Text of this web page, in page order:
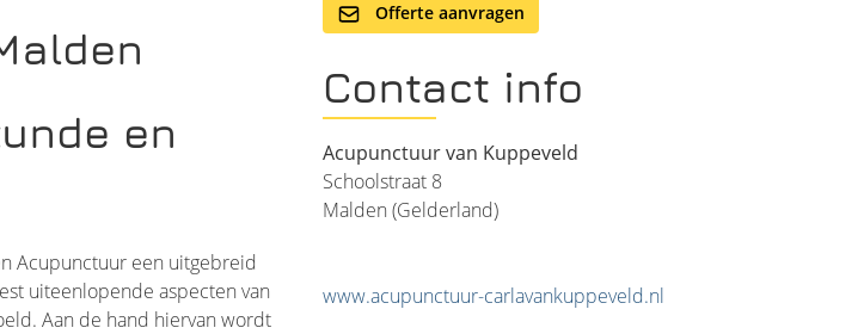
en
Acupunctuur een uitgebreid
uiteenlopende aspecten van
Aan de hand hiervan wordt
Offerte aanvragen
Contact info
Acupunctuur van Kuppeveld
Schoolstraat 8
Malden (Gelderland)
www.acupunctuur-carlavankuppeveld.nl